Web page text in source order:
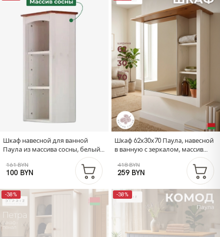
Шкаф навесной для ванной
Паула из массива сосны, белый/
161 BYN
100 BYN
Шкаф 62х30х70 Паула, навесной
в ванную с зеркалом, массив
сосны, белый/черри, Dipriz
418 BYN
259 BYN
-38% -38%